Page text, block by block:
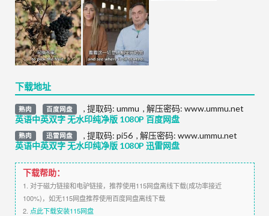
下载地址
熟肉 百度网盘
英语中英双字 无水印纯净版 1080P 百度网盘
, 提取码: ummu , 解压密码: www.ummu.net
熟肉 迅雷网盘
英语中英双字 无水印纯净版 1080P 迅雷网盘
, 提取码: pi56, 解压密码: www.ummu.net
下载帮助：
1. 对于磁力链接和电驴链接，推荐使用115网盘离线下载(成功率接近
100%)，如无115网盘推荐使用百度网盘离线下载
2. 点此下载安装115网盘